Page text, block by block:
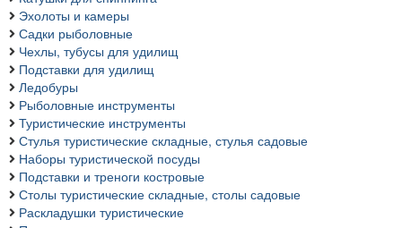
Эхолоты и камеры
Садки рыболовные
Чехлы, тубусы для удилищ
Подставки для удилищ
Ледобуры
Рыболовные инструменты
Туристические инструменты
Стулья туристические складные, стулья садовые
Наборы туристической посуды
Подставки и треноги костровые
Столы туристические складные, столы садовые
Раскладушки туристические